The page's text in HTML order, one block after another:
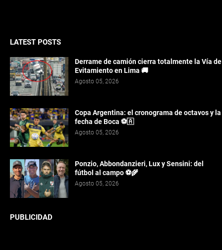
LATEST POSTS
Derrame de camión cierra totalmente la Vía de
Evitamiento en Lima 🚚
Agosto 05, 2026
Copa Argentina: el cronograma de octavos y la
fecha de Boca ⚽🇦️
Agosto 05, 2026
Ponzio, Abbondanzieri, Lux y Sensini: del
fútbol al campo ⚽🌾
Agosto 05, 2026
PUBLICIDAD